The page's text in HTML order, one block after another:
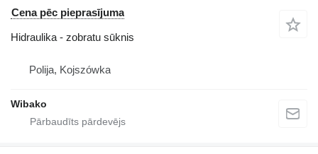
Cena pēc pieprasījuma
Hidraulika - zobratu sūknis
Polija, Kojszówka
Wibako